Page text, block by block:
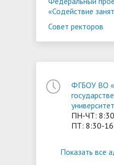
«Содействие
Совет ректоров
ФГБОУ ВО
ПН-ЧТ:
ПТ: 8:30-
Показать все